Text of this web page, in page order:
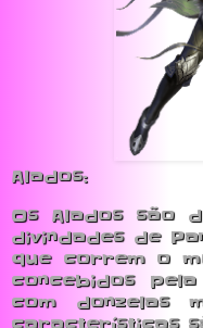
Alados:
Os Alados são
divindades de
que correm o
concebidos
com donzelas